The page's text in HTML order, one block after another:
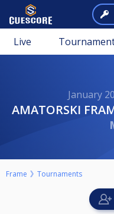
Live
January
AMATORSKI
Frame Tournaments